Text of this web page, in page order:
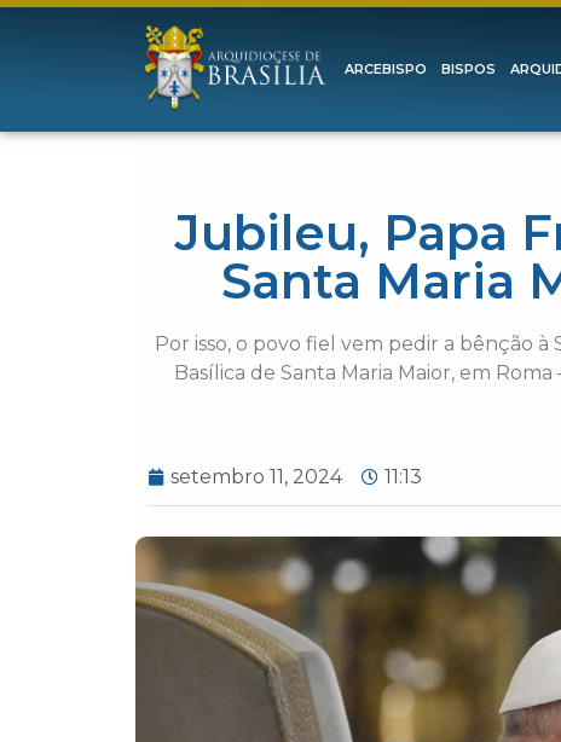
ARCEBISPO BISPOS
Jubileu, Papa
Santa Maria
Por isso, o povo fiel vem pedir a bênção à
Basílica de Santa Maria Maior, em
setembro 11, 2024 11:13